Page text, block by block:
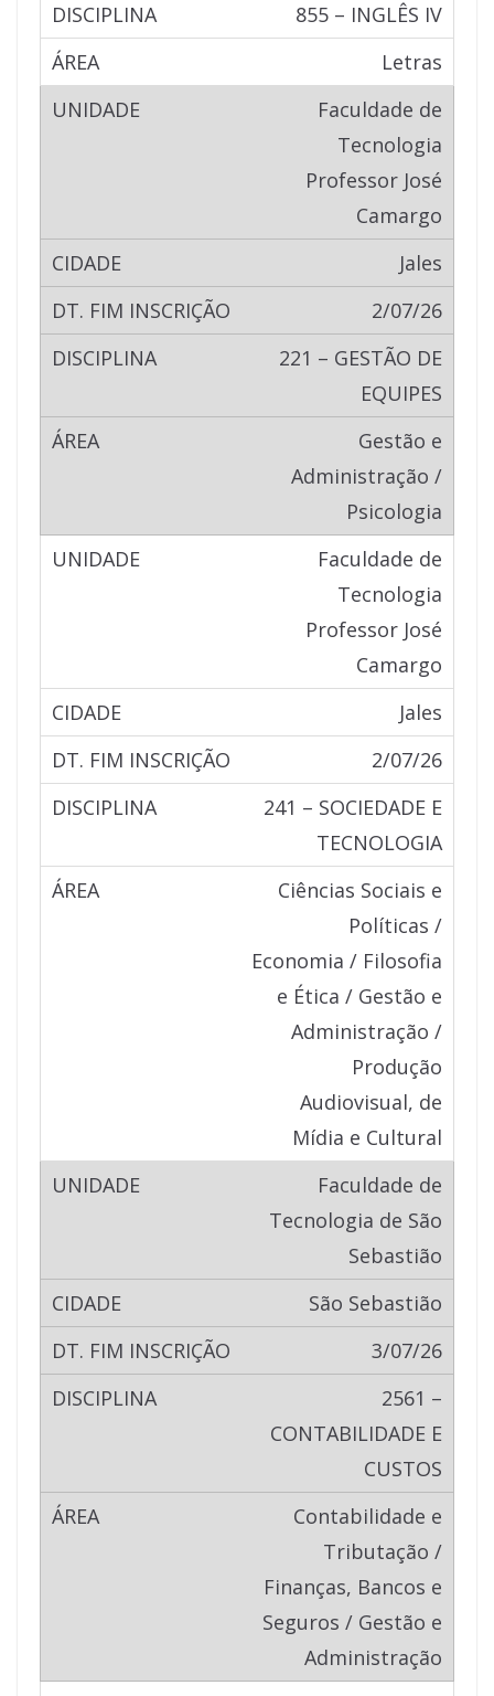
855 – INGLÊS IV
Letras
Faculdade de
Tecnologia
Professor José
Camargo
Jales
2/07/26
221 – GESTÃO DE
EQUIPES
Gestão e
Administração /
Psicologia
Faculdade de
Tecnologia
Professor José
Camargo
Jales
2/07/26
241 – SOCIEDADE E
TECNOLOGIA
Ciências Sociais e
Políticas /
Economia / Filosofia
e Ética / Gestão e
Administração /
Produção
Audiovisual, de
Mídia e Cultural
Faculdade de
Tecnologia de São
Sebastião
São Sebastião
3/07/26
2561 –
CONTABILIDADE E
CUSTOS
Contabilidade e
Tributação /
Finanças, Bancos e
Seguros / Gestão e
Administração